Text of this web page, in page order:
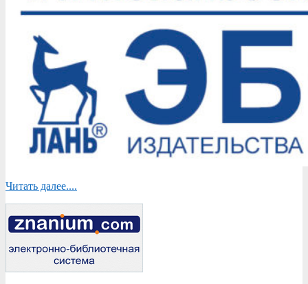
Читать далее....